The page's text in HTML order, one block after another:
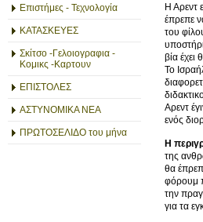
Επιστήμες - Τεχνολογία
ΚΑΤΑΣΚΕΥΕΣ
Σκίτσο -Γελοιογραφια -
Κομικς -Καρτουν
ΕΠΙΣΤΟΛΕΣ
ΑΣΤΥΝΟΜΙΚΑ ΝΕΑ
ΠΡΩΤΟΣΕΛΙΔΟ του μήνα
Η Αρεντ
έπρεπε
του
βία έχει
Το
Αρεντ
ενός
Η
της
θα
φόρουμ
την
για τα